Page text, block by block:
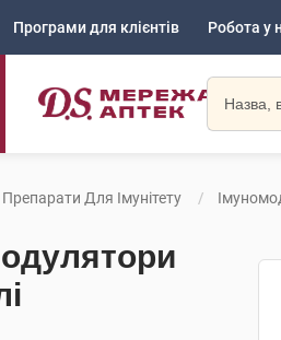
Програми для клієнтів Робота у
Препарати Для Імунітету